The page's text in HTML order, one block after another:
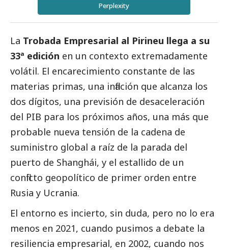
Perplexity
La Trobada Empresarial al Pirineu llega a su
33ª edición en un contexto extremadamente
volátil. El encarecimiento constante de las
materias primas, una inflación que alcanza los
dos dígitos, una previsión de desaceleración
del PIB para los próximos años, una más que
probable nueva tensión de la cadena de
suministro global a raíz de la parada del
puerto de Shanghái, y el estallido de un
conflicto geopolítico de primer orden entre
Rusia y Ucrania.
El entorno es incierto, sin duda, pero no lo era
menos en 2021, cuando pusimos a debate la
resiliencia empresarial, en 2002, cuando nos